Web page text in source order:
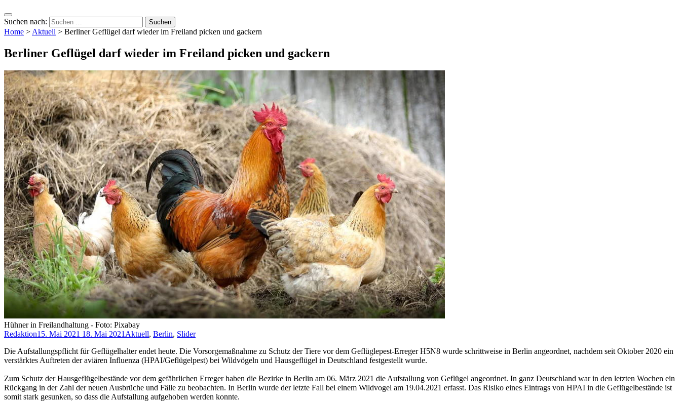
Suchen nach:
Home >Aktuell > Berliner Geflügel darf wieder im Freiland picken und gackern
Berliner Geflügel darf wieder im Freiland picken und gackern
Hühner in Freilandhaltung - Foto: Pixabay
Redaktion15. Mai 2021 18. Mai 2021 Aktuell, Berlin, Slider
Die Aufstallungspflicht für Geflügelhalter endet heute. Die Vorsorgemaßnahme zu Schutz der Tiere vor dem Geflüglepest-Erreger H5N8 wurde schrittweise in Berlin angeordnet, nachdem seit Oktober 2020 ein
verstärktes Auftreten der aviären Influenza (HPAI/Geflügelpest) bei Wildvögeln und Hausgeflügel in Deutschland festgestellt wurde.
Zum Schutz der Hausgeflügelbestände vor dem gefährlichen Erreger haben die Bezirke in Berlin am 06. März 2021 die Aufstallung von Geflügel angeordnet. In ganz Deutschland war in den letzten Wochen ein
Rückgang in der Zahl der neuen Ausbrüche und Fälle zu beobachten. In Berlin wurde der letzte Fall bei einem Wildvogel am 19.04.2021 erfasst. Das Risiko eines Eintrags von HPAI in die Geflügelbestände ist
somit stark gesunken, so dass die Aufstallung aufgehoben werden konnte.